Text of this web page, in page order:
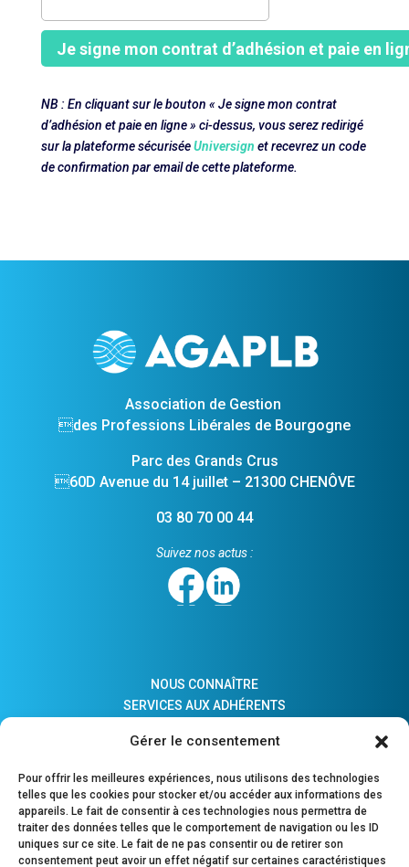
Gérer le consentement
Pour offrir les meilleures expériences, nous utilisons des technologies
telles que les cookies pour stocker et/ou accéder aux informations des
appareils. Le fait de consentir à ces technologies nous permettra de
traiter des données telles que le comportement de navigation ou les ID
uniques sur ce site. Le fait de ne pas consentir ou de retirer son
consentement peut avoir un effet négatif sur certaines caractéristiques
NB : En cliquant sur le bouton « Je signe mon contrat
d’adhésion et paie en ligne » ci-dessus, vous serez redirigé
sur la plateforme sécuriséeUniversign et recevrez un code
de confirmation par email de cette plateforme.
Association de Gestion
des Professions Libérales de Bourgogne
Parc des Grands Crus
60D Avenue du 14 juillet – 21300 CHENÔVE
03 80 70 00 44
Suivez nos actus :
NOUS CONNAÎTRE
SERVICES AUX ADHÉRENTS
ADHÉSION
COMPTES MAJEURS PROTÉGÉS